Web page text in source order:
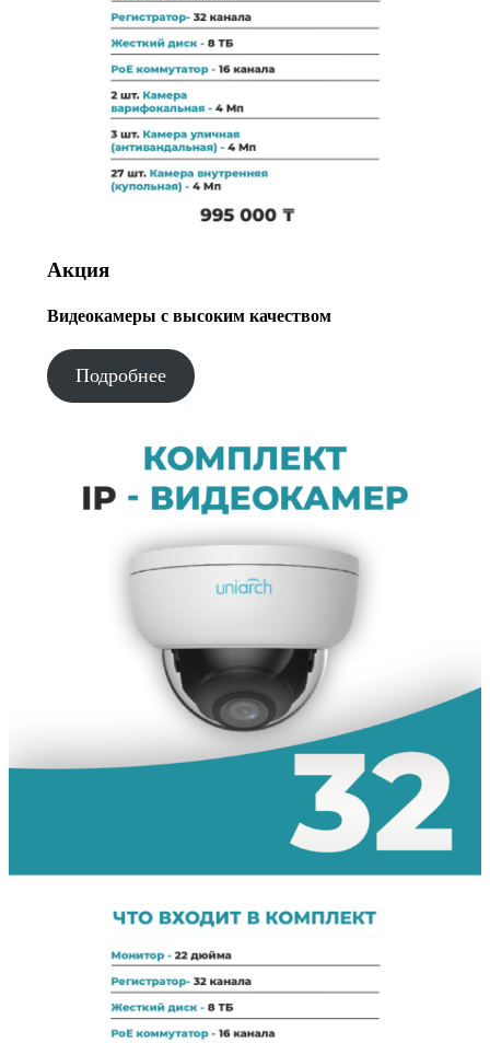
Акция
Видеокамеры с высоким качеством
Подробнее